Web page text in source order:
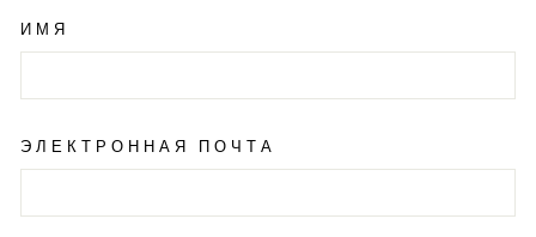
ИМЯ
ЭЛЕКТРОННАЯ ПОЧТА